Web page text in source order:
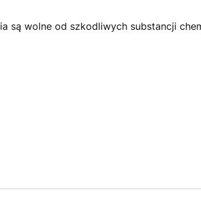
są wolne od szkodliwych substancji